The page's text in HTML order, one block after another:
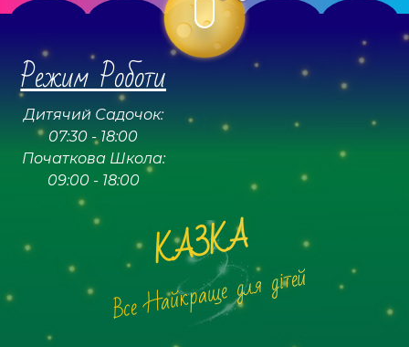
Режим Роботи
Дитячий Садочок:
07:30 - 18:00
Початкова Школа:
09:00 - 18:00
КАЗКА
Все Найкраще для дітей